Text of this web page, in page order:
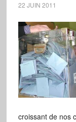
22 JUIN 2011
croissant de nos